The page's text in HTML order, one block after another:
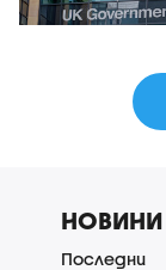
НОВИНИ
Последни